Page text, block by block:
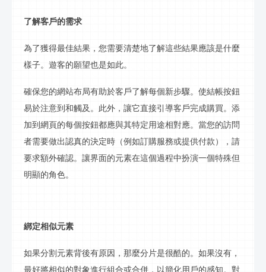
了解客戶的需求
為了獲得最佳結果，您需要清楚地了解這些結果應該是什麼
樣子。遊客的願望也是如此。
確保您的網站布局有助於客戶了解每個新步驟。使結帳按鈕
易於注意到和觸及。此外，讓它直接引導客戶完成購買。添
加到網頁的每個按鈕都應與其特定用途相對應。當您的訪問
者需要做出認真的決定時（例如訂購服務或提供付款），請
要求額外確認。讓界面的元素在這個過程中扮演一個特殊但
明顯的角色。
綁定相似元素
如果分割元素背後有原因，那麼分片是很酷的。如果沒有，
最好將相似的對象進行組合或合併，以簡化用戶的感知。對